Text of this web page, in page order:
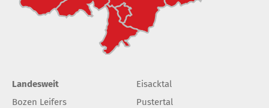
Landesweit
Bozen Leifers
Eisacktal
Pustertal